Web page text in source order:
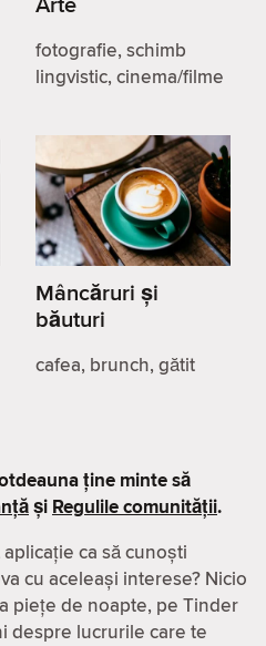
fotografie, schimb
lingvistic, cinema/filme
Mâncăruri și
băuturi
cafea, brunch, gătit
ține minte să
și Regulile comunității.
ca să cunoști
cu aceleași interese? Nicio
piețe de noapte, pe Tinder
despre lucrurile care te